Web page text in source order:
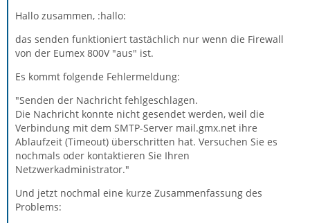
Hallo zusammen, :hallo:
das senden funktioniert tastächlich nur wenn die Firewall
von der Eumex 800V "aus" ist.
Es kommt folgende Fehlermeldung:
"Senden der Nachricht fehlgeschlagen.
Die Nachricht konnte nicht gesendet werden, weil die
Verbindung mit dem SMTP-Server mail.gmx.net ihre
Ablaufzeit (Timeout) überschritten hat. Versuchen Sie es
nochmals oder kontaktieren Sie Ihren
Netzwerkadministrator."
Und jetzt nochmal eine kurze Zusammenfassung des
Problems: